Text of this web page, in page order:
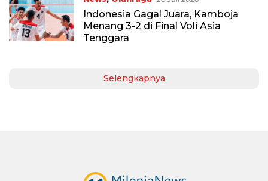
Indonesia Gagal Juara, Kamboja
Menang 3-2 di Final Voli Asia
Tenggara
Selengkapnya